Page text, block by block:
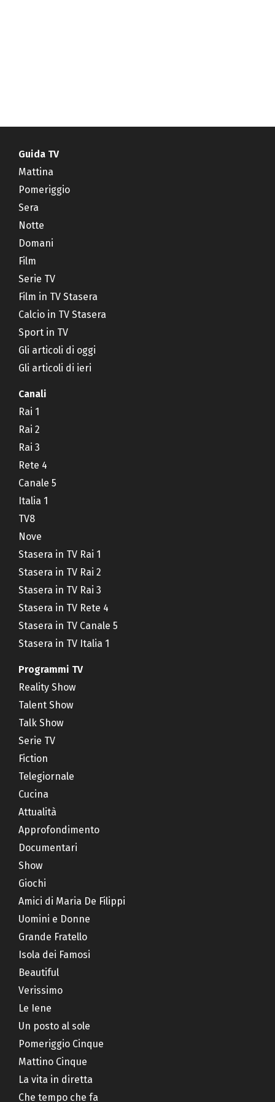
Guida TV
Mattina
Pomeriggio
Sera
Notte
Domani
Film
Serie TV
Film in TV Stasera
Calcio in TV Stasera
Sport in TV
Gli articoli di oggi
Gli articoli di ieri
Canali
Rai 1
Rai 2
Rai 3
Rete 4
Canale 5
Italia 1
TV8
Nove
Stasera in TV Rai 1
Stasera in TV Rai 2
Stasera in TV Rai 3
Stasera in TV Rete 4
Stasera in TV Canale 5
Stasera in TV Italia 1
Programmi TV
Reality Show
Talent Show
Talk Show
Serie TV
Fiction
Telegiornale
Cucina
Attualità
Approfondimento
Documentari
Show
Giochi
Amici di Maria De Filippi
Uomini e Donne
Grande Fratello
Isola dei Famosi
Beautiful
Verissimo
Le Iene
Un posto al sole
Pomeriggio Cinque
Mattino Cinque
La vita in diretta
Che tempo che fa